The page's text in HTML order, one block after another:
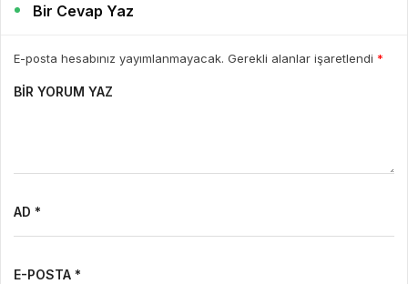
Bir Cevap Yaz
E-posta hesabınız yayımlanmayacak. Gerekli alanlar işaretlendi *
BIR YORUM YAZ
AD *
E-POSTA *